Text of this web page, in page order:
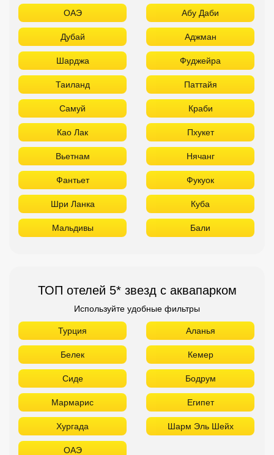
ОАЭ Абу Даби
Дубай Аджман
Шарджа Фуджейра
Таиланд Паттайя
Самуй Краби
Као Лак Пхукет
Вьетнам Нячанг
Фантьет Фукуок
Шри Ланка Куба
Мальдивы Бали
ТОП отелей 5* звезд с аквапарком
Используйте удобные фильтры
Турция Аланья
Белек Кемер
Сиде Бодрум
Мармарис Египет
Хургада Шарм Эль Шейх
ОАЭ